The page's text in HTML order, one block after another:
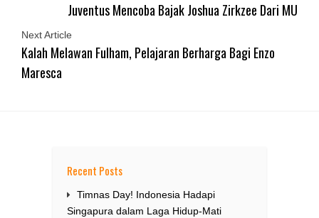
Juventus Mencoba Bajak Joshua Zirkzee Dari MU
Next Article
Kalah Melawan Fulham, Pelajaran Berharga Bagi Enzo
Maresca
Recent Posts
Timnas Day! Indonesia Hadapi
Singapura dalam Laga Hidup-Mati